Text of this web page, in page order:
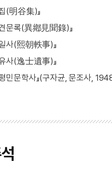
(明谷集)』
문록(異鄕見聞錄)』
사(熙朝軼事)』
사(逸士遺事)』
민문학사』(구자균, 문조사,